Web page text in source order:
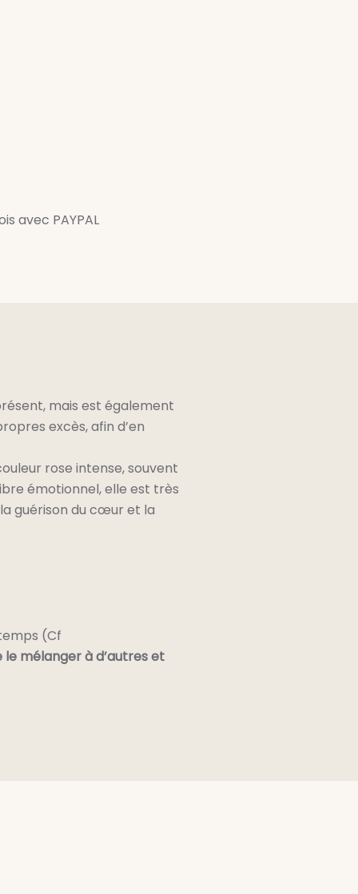
avec PAYPAL
mais est également
excès, afin d’en
rose intense, souvent
émotionnel, elle est très
guérison du cœur et la
(Cf
mélanger à d’autres et